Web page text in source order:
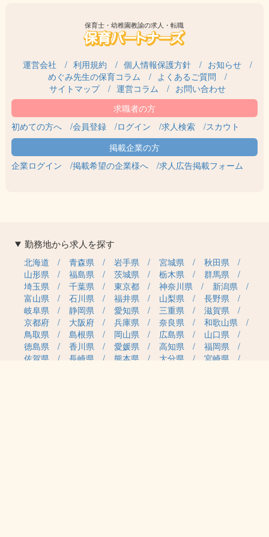
保育士・幼稚園教諭の求人・転職
運営会社 利用規約 個人情報保護方針
お知らせ
めぐみ先生の保育コラム
よくあるご質問
サイトマップ
運営コラム お問い合わせ
初めての方へ 会員登録 ログイン 求人検索 スカウト
企業ログイン 掲載希望の企業様へ 求人広告掲載フォーム
勤務地から求人を探す
北海道 青森県 岩手県 宮城県
秋田県
山形県
福島県 茨城県 栃木県
群馬県
埼玉県
千葉県 東京都 神奈川県
新潟県
富山県
石川県 福井県 山梨県
長野県
岐阜県
静岡県 愛知県 三重県
滋賀県
京都府
大阪府 兵庫県 奈良県
和歌山県
鳥取県
島根県 岡山県 広島県
山口県
徳島県
香川県 愛媛県 高知県
福岡県
佐賀県
長崎県 熊本県 大分県
宮崎県